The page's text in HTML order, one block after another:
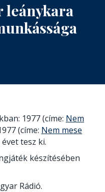
leánykara
1977 (címe: Nem
(címe: Nem mese
évet tesz ki.
készítésében
Rádió.